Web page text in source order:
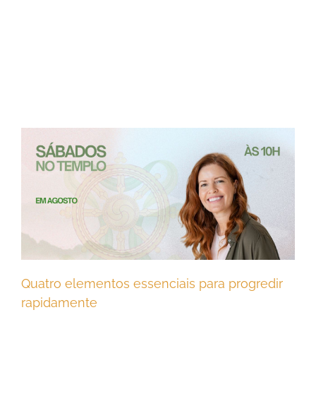
Quatro elementos essenciais para progredir
rapidamente